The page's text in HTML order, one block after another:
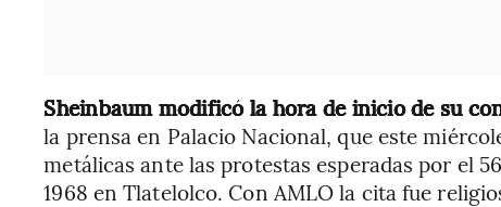
Sheinbaum modificó la hora de inicio de su
la prensa en Palacio Nacional, que este
metálicas ante las protestas esperadas por el
1968 en Tlatelolco. Con AMLO la cita fue